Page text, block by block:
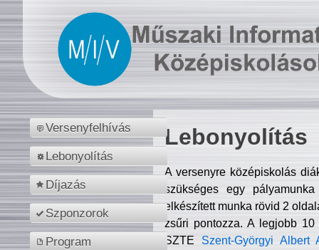
Versenyfelhívás
Lebonyolítás
Díjazás
Szponzorok
Program
Lebonyolítás
A versenyre középiskolás
szükséges egy
elkészített munka rövid 2
zsűri pontozza. A legjobb
SZTE Szent-Györgyi Albert